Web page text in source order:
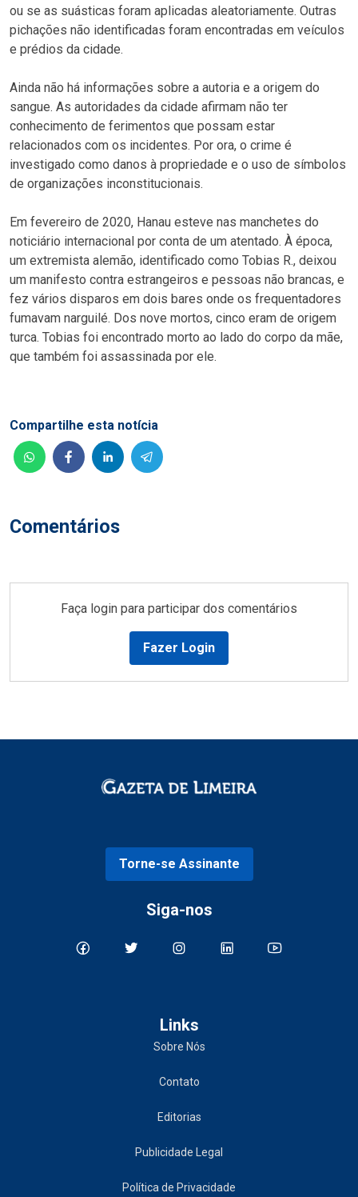
ou se as suásticas foram aplicadas aleatoriamente. Outras
pichações não identificadas foram encontradas em veículos
e prédios da cidade.
Ainda não há informações sobre a autoria e a origem do
sangue. As autoridades da cidade afirmam não ter
conhecimento de ferimentos que possam estar
relacionados com os incidentes. Por ora, o crime é
investigado como danos à propriedade e o uso de símbolos
de organizações inconstitucionais.
Em fevereiro de 2020, Hanau esteve nas manchetes do
noticiário internacional por conta de um atentado. À época,
um extremista alemão, identificado como Tobias R., deixou
um manifesto contra estrangeiros e pessoas não brancas, e
fez vários disparos em dois bares onde os frequentadores
fumavam narguilé. Dos nove mortos, cinco eram de origem
turca. Tobias foi encontrado morto ao lado do corpo da mãe,
que também foi assassinada por ele.
Comentários
Compartilhe esta notícia
Faça login para participar dos comentários
Fazer Login
Torne-se Assinante
Siga-nos
Links
Sobre Nós
Contato
Editorias
Publicidade Legal
Política de Privacidade